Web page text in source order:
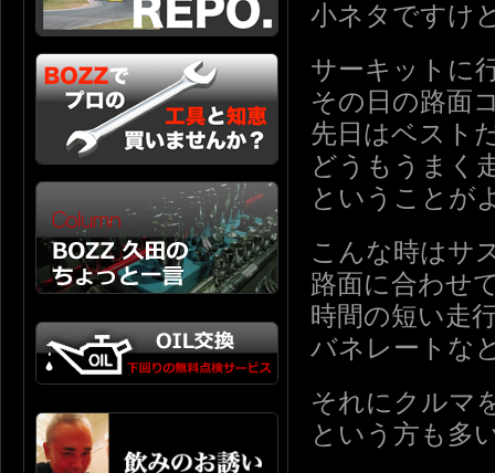
小ネタですけ
サーキットに
その日の路面
先日はベスト
どうもうまく
ということが
こんな時はサ
路面に合わせ
時間の短い走
バネレートな
それにクルマ
という方も多